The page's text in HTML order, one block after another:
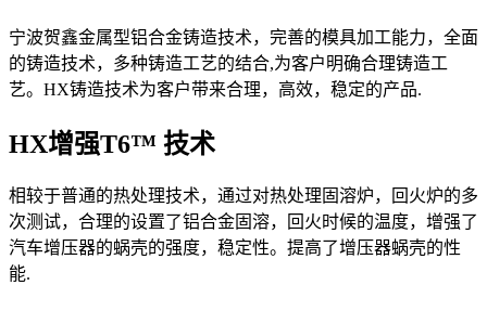
宁波贺鑫金属型铝合金铸造技术，完善的模具加工能力，全面
的铸造技术，多种铸造工艺的结合,为客户明确合理铸造工
艺。HX铸造技术为客户带来合理，高效，稳定的产品.
HX增强T6™ 技术
相较于普通的热处理技术，通过对热处理固溶炉，回火炉的多
次测试，合理的设置了铝合金固溶，回火时候的温度，增强了
汽车增压器的蜗壳的强度，稳定性。提高了增压器蜗壳的性
能.